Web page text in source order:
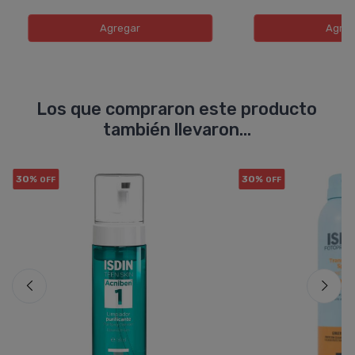
Agregar
Los que compraron este producto
también llevaron...
30% OFF 30% OFF